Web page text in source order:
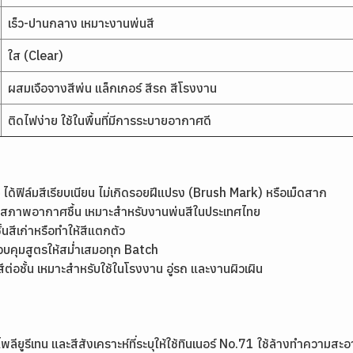
เร็ว-ปานกลาง เหมาะงานพ่นสี
ใส (Clear)
ผสมเจือจางสีพ่น แล็กเกอร์ สีรถ สีโรงงาน
ติดไฟง่าย ใช้ในพื้นที่มีการระบายอากาศดี
ได้ฟิล์มสีเรียบเนียน ไม่เกิดรอยฝีแปรง (Brush Mark) หรือเม็ดสาก
พอากาศชื้น เหมาะสำหรับงานพ่นสีในประเทศไทย
สีเก่าหรือทำให้สีแตกตัว
คุมสูตรให้สม่ำเสมอทุก Batch
ชั้น เหมาะสำหรับใช้ในโรงงาน อู่รถ และงานผิวเผิน
ยูรีเทน และสีสังเคราะห์ที่ระบุให้ใช้ทินเนอร์ No.71 ใช้ล้างทำควา